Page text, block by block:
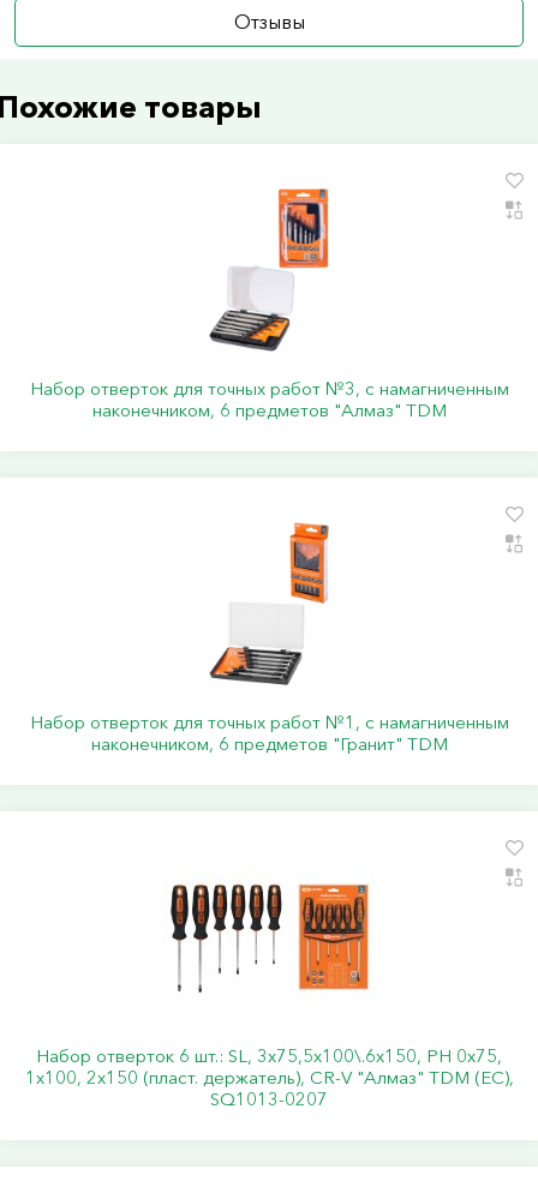
Отзывы
товары
Набор отверток для точных работ №3, с намагниченным
наконечником, 6 предметов "Алмаз" TDM
Набор отверток для точных работ №1, с намагниченным
наконечником, 6 предметов "Гранит" TDM
Набор отверток 6 шт.: SL, 3x75,5x100\.6x150, PH 0х75,
1x100, 2x150 (пласт. держатель), CR-V "Алмаз" TDM (ЕС),
SQ1013-0207